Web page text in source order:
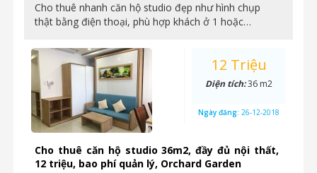
Cho thuê nhanh căn hộ studio đẹp như hình chụp
thật bằng điện thoại, phù hợp khách ở 1 hoặc…
Cho thuê căn hộ studio 36m2, đầy đủ nội thất,
12 triệu, bao phí quản lý, Orchard Garden
12 Triệu
Diện tích:36 m2
Ngày đăng: 26-12-2018